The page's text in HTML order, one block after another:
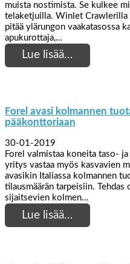
muista nostimista. Se kulkee
telaketjuilla. Winlet Crawlerilla
pitää ylärungon vaakatasossa
apukurottaja,…
Lue lisää…
Forel avasi kolmannen
pääkonttoriaan
30-01-2019
Forel valmistaa koneita taso-
yritys vastaa myös kasvavien
avasikin Italiassa kolmannen
tilausmäärän tarpeisiin.
sijaitsevien kolmen…
Lue lisää…